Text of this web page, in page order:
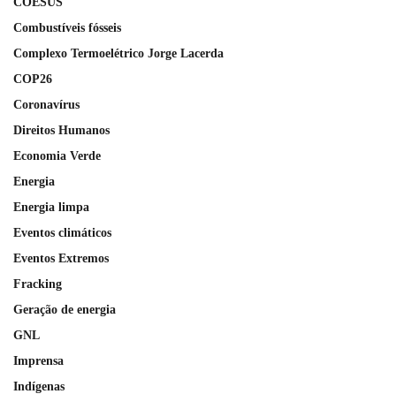
Combustíveis fósseis
Complexo Termoelétrico Jorge Lacerda
COP26
Coronavírus
Direitos Humanos
Economia Verde
Energia
Energia limpa
Eventos climáticos
Eventos Extremos
Fracking
Geração de energia
GNL
Imprensa
Indígenas